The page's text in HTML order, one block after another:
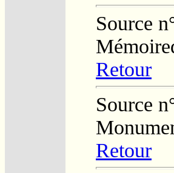
Source
Retour
Source
Retour